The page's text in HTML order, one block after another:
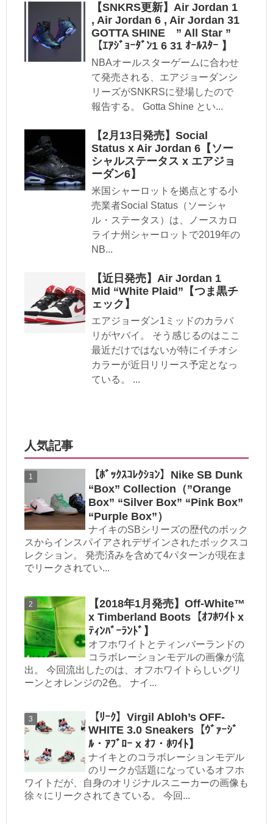
【SNKRS更新】Air Jordan 1
, Air Jordan 6 , Air Jordan 31
GOTTA SHINE ” All Star ”
【ｴｱｼﾞｮｰﾀﾞﾝ1 6 31 ｵｰﾙｽﾀｰ 】
NBAオールスターゲームに合わせ
て発売される、エアジョーダンシ
リーズがSNKRSに登場したので
報告する。 Gotta Shine とい...
【2月13日発売】Social
Status x Air Jordan 6【ソー
シャルステータス x エアジョ
ーダン6】
米国シャーロットを拠点とする小
売業者Social Status（ソーシャ
ル・ステータス）は、ノースカロ
ライナ州シャーロットで2019年の
NB...
【近日発売】Air Jordan 1
Mid “White Plaid”【つま黒チ
ェック】
エアジョーダン1ミッドのカラバ
リがヤバイ。 そう感じるのはここ
最近だけではないが特にイチオシ
カラーが近日リリース予定となっ
ている。 ...
人気記事
【ﾎﾞｯｸｽｺﾚｸｼｮﾝ】Nike SB Dunk
“Box” Collection（”Orange
Box” “Silver Box” “Pink Box”
“Purple Box”）
ナイキのSBシリーズの歴代のボック
スからインスパイアされデザインされたボックスコ
レクション。 発売済みを含めて4パターンが現在ま
でリークされてい...
【2018年1月発売】Off-White™
x Timberland Boots【ｵﾌﾎﾜｲﾄ x
ﾃｨﾝﾊﾞｰﾗﾝﾄﾞ】
オフホワイトとティンバーランドの
コラボレーションモデルの画像が流
出。 今回流出したのは、オフホワイトらしいグリ
ーンとオレンジの2色。 ナイ...
【ﾘｰｸ】Virgil Abloh’s OFF-
WHITE 3.0 Sneakers【ｳﾞｧｰｼﾞ
ﾙ・ｱﾌﾞﾛｰ x ｵﾌ・ﾎﾜｲﾄ】
ナイキとのコラボレーションモデル
のリークが話題になっているオフホ
ワイトだが、自身のオリジナルスニーカーの画像も
徐々にリークされてきている。 今回...